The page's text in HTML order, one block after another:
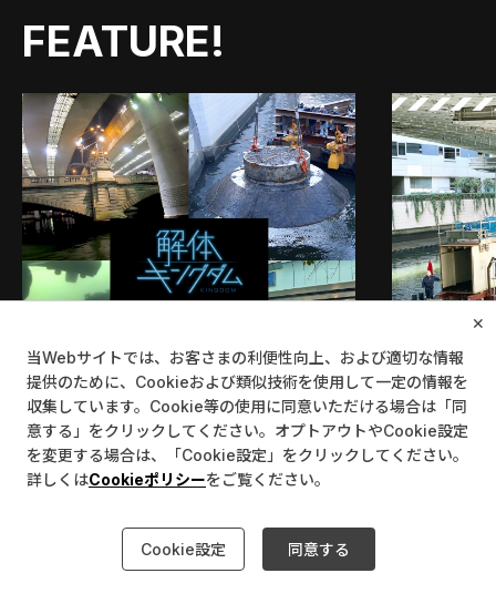
FEATURE!
個人情報のお取り扱いについて
Cookie設定
当Webサイトでは、お客さまの利便性向上、および適切な情報
提供のために、Cookieおよび類似技術を使用して一定の情報を
収集しています。Cookie等の使用に同意いただける場合は「同
意する」をクリックしてください。オプトアウトやCookie設定
を変更する場合は、「Cookie設定」をクリックしてください。
詳しくはCookieポリシーをご覧ください。
Cookie設定 同意する
✕